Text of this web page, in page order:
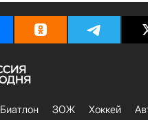
Биатлон ЗОЖ Хоккей